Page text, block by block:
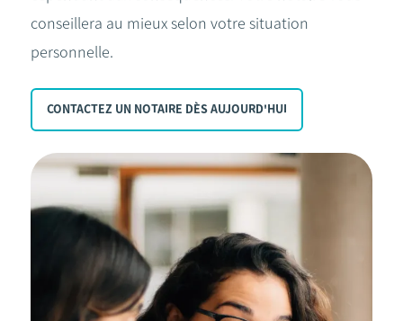
conseillera au mieux selon votre situation
personnelle.
CONTACTEZ UN NOTAIRE DÈS AUJOURD'HUI